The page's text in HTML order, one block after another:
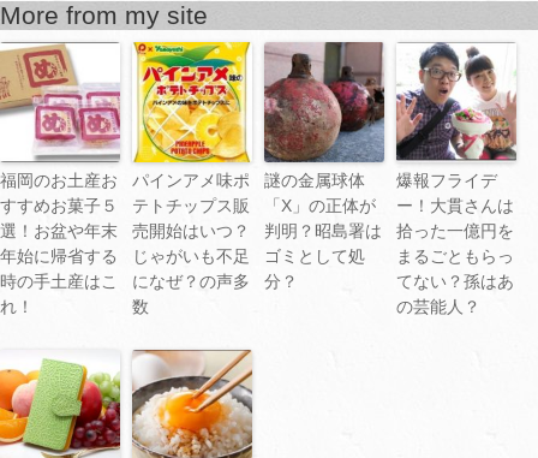
More from my site
福岡のお土産お
すすめお菓子５
選！お盆や年末
年始に帰省する
時の手土産はこ
れ！
パインアメ味ポ
テトチップス販
売開始はいつ？
じゃがいも不足
になぜ？の声多
数
謎の金属球体
「X」の正体が
判明？昭島署は
ゴミとして処
分？
爆報フライデ
ー！大貫さんは
拾った一億円を
まるごともらっ
てない？孫はあ
の芸能人？